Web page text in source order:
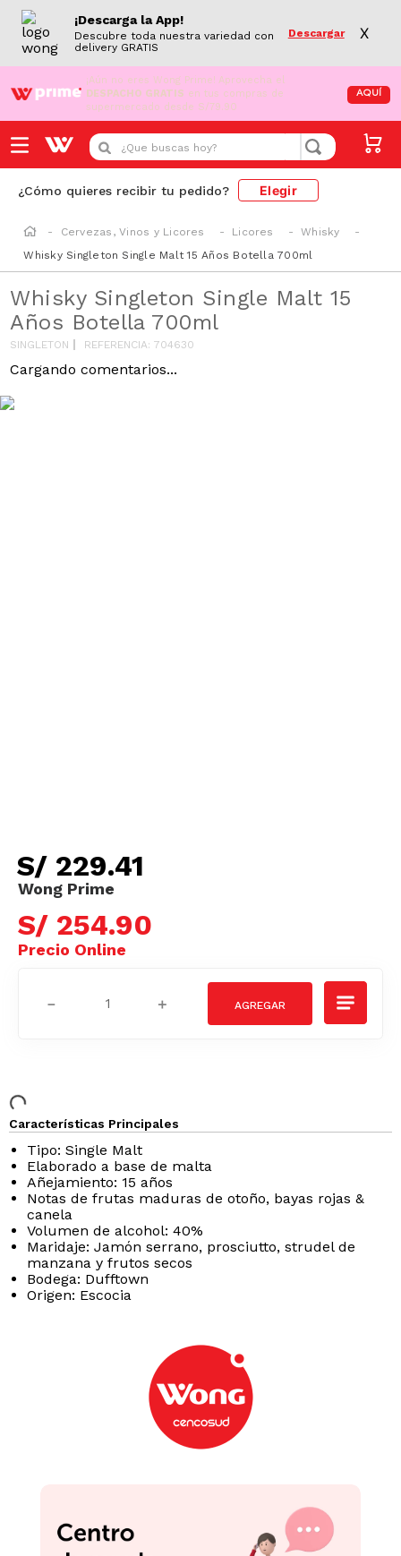
¡Descarga la App!
Descubre toda nuestra variedad con
delivery GRATIS
Descargar X
¡Aún no eres Wong Prime! Aprovecha el
DESPACHO GRATIS en tus compras de
supermercado desde S/79.90
AQUÍ
¿Que buscas hoy?
¿Cómo quieres recibir tu pedido? Elegir
Cervezas, Vinos y Licores Licores
Whisky
Whisky Singleton Single Malt 15 Años Botella 700ml
Whisky Singleton Single Malt 15
Años Botella 700ml
SINGLETON REFERENCIA:704630
Cargando comentarios...
S/ 229.41
S/ 254.90
＋
－
Características Principales
Tipo: Single Malt
Elaborado a base de malta
Añejamiento: 15 años
Notas de frutas maduras de otoño, bayas rojas &
canela
Volumen de alcohol: 40%
Maridaje: Jamón serrano, prosciutto, strudel de
manzana y frutos secos
Bodega: Dufftown
Origen: Escocia